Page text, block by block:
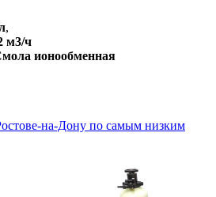
,
м3/ч
ионообменная